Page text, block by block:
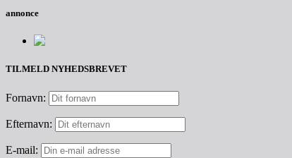
annonce
TILMELD NYHEDSBREVET
Fornavn:
Efternavn:
E-mail: